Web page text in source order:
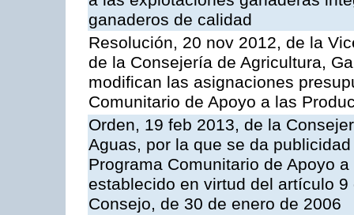
ganaderos de calidad
Resolución, 20 nov 2012, de la
de la Consejería de Agricultura,
modifican las asignaciones
Comunitario de Apoyo a las
Orden, 19 feb 2013, de la
Aguas, por la que se da
Programa Comunitario de Apoyo
establecido en virtud del artículo
Consejo, de 30 de enero de 2006